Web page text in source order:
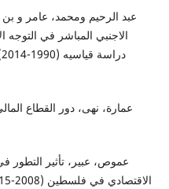
عبد الرحيم ومحمد، عامر و بن
الاجنبي المباشر في التوجه
عمارة، نهى، دور القطاع
عموص، عبير، تأثير التطور